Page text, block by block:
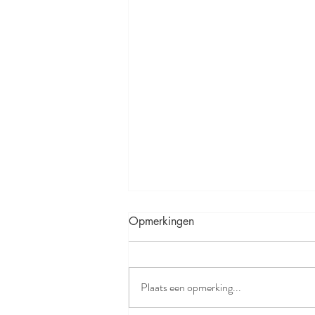
Opmerkingen
Plaats een opmerking...